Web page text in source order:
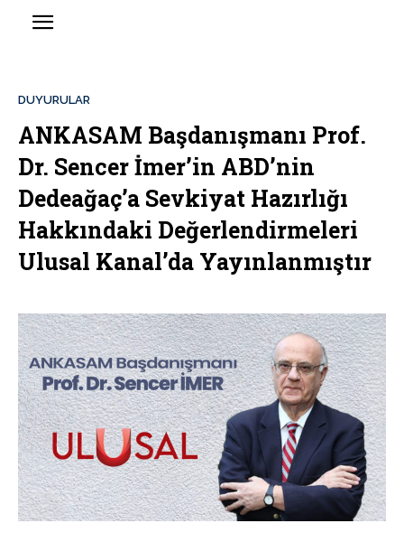
DUYURULAR
ANKASAM Başdanışmanı Prof.
Dr. Sencer İmer’in ABD’nin
Dedeağaç’a Sevkiyat Hazırlığı
Hakkındaki Değerlendirmeleri
Ulusal Kanal’da Yayınlanmıştır